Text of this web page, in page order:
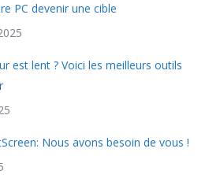
PC devenir une cible
est lent ? Voici les meilleurs outils
Nous avons besoin de vous !